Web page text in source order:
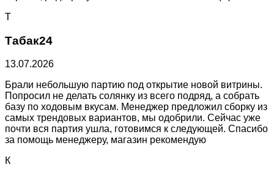
Т
Табак24
13.07.2026
Брали небольшую партию под открытие новой витрины.
Попросил не делать солянку из всего подряд, а собрать
базу по ходовым вкусам. Менеджер предложил сборку из
самых трендовых вариантов, мы одобрили. Сейчас уже
почти вся партия ушла, готовимся к следующей. Спасибо
за помощь менеджеру, магазин рекомендую
К